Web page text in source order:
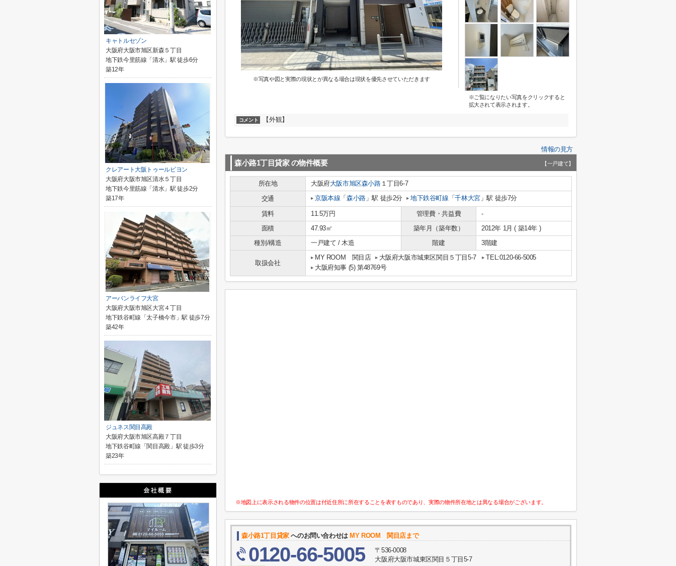
※写真や図と実際の現状とが異なる場合は現状を優先させていただきます
※ご覧になりたい写真をクリックすると
拡大されて表示されます。
コメント 【外観】
情報の見方
森小路1丁目貸家 の物件概要 【一戸建て】
所在地 大阪府大阪市旭区森小路１丁目6-7
交通
京阪本線 「森小路」駅 徒歩2分 地下鉄谷町線 「千林大宮」駅 徒歩7分
賃料 11.5万円 管理費・共益費
-
面積
47.93㎡ 築年月（築年数）
2012年 1月 ( 築14年 )
種別/構造
一戸建て / 木造 階建 3階建
取扱会社
MY ROOM 関目店 大阪府大阪市城東区関目５丁目5-7
TEL:0120-66-5005
大阪府知事 (5) 第48769号
※地図上に表示される物件の位置は付近住所に所在することを表すものであり、実際の物件所在地とは異なる場合がございます。
森小路1丁目貸家へのお問い合わせは MY ROOM 関目店まで
0120-66-5005
〒536-0008
大阪府大阪市城東区関目５丁目5-7
キャトルセゾン
大阪府大阪市旭区新森５丁目
地下鉄今里筋線「清水」駅 徒歩6分
築12年
クレアート大阪トゥールビヨン
大阪府大阪市旭区清水５丁目
地下鉄今里筋線「清水」駅 徒歩2分
築17年
アーバンライフ大宮
大阪府大阪市旭区大宮４丁目
地下鉄谷町線「太子橋今市」駅 徒歩7分
築42年
ジュネス関目高殿
大阪府大阪市旭区高殿７丁目
地下鉄谷町線「関目高殿」駅 徒歩3分
築23年